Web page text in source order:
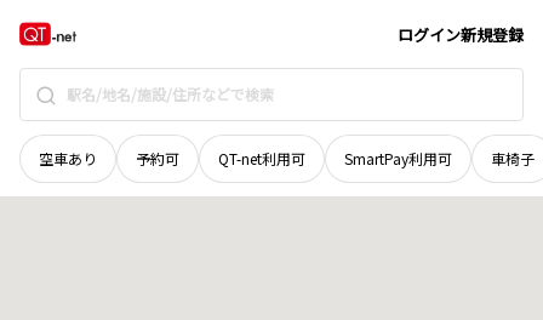
ログイン新規登録
空車あり 予約可 QT-net利用可 SmartPay利用可 車椅子
鳥取県